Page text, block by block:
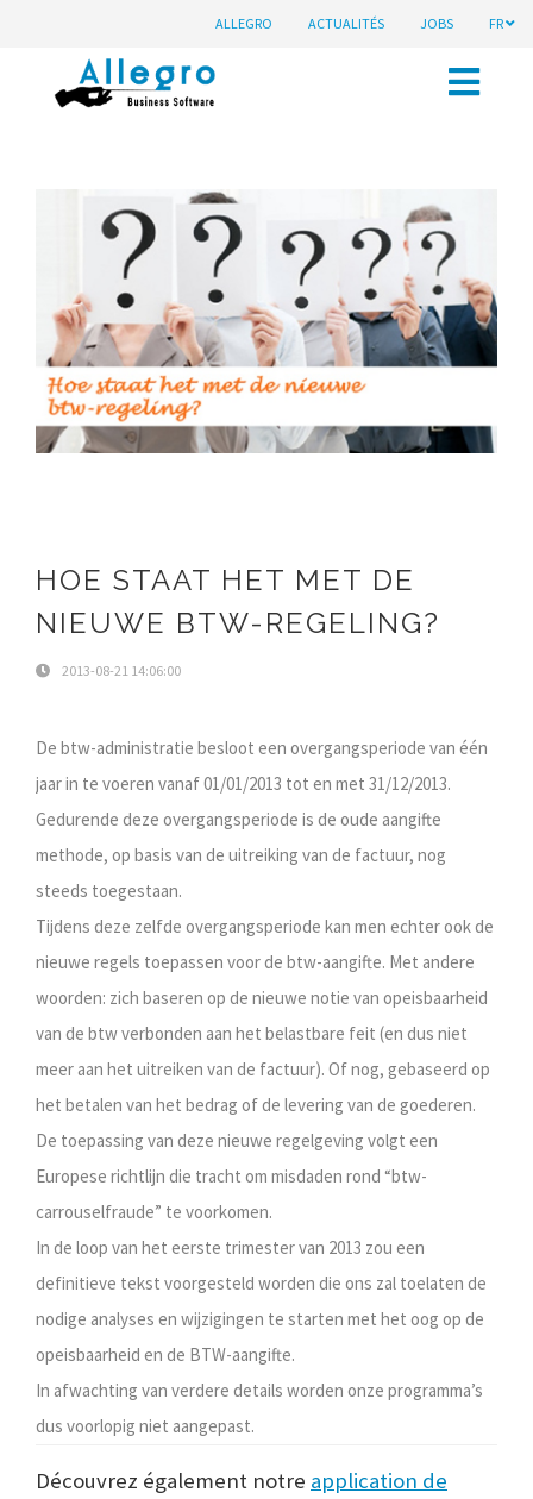
ALLEGRO ACTUALITÉS JOBS FR
HOE STAAT HET MET DE
NIEUWE BTW-REGELING?
2013-08-21 14:06:00
De btw-administratie besloot een overgangsperiode van één
jaar in te voeren vanaf 01/01/2013 tot en met 31/12/2013.
Gedurende deze overgangsperiode is de oude aangifte
methode, op basis van de uitreiking van de factuur, nog
steeds toegestaan.
Tijdens deze zelfde overgangsperiode kan men echter ook de
nieuwe regels toepassen voor de btw-aangifte. Met andere
woorden: zich baseren op de nieuwe notie van opeisbaarheid
van de btw verbonden aan het belastbare feit (en dus niet
meer aan het uitreiken van de factuur). Of nog, gebaseerd op
het betalen van het bedrag of de levering van de goederen.
De toepassing van deze nieuwe regelgeving volgt een
Europese richtlijn die tracht om misdaden rond “btw-
carrouselfraude” te voorkomen.
In de loop van het eerste trimester van 2013 zou een
definitieve tekst voorgesteld worden die ons zal toelaten de
nodige analyses en wijzigingen te starten met het oog op de
opeisbaarheid en de BTW-aangifte.
In afwachting van verdere details worden onze programma’s
dus voorlopig niet aangepast.
Découvrez également notre application de